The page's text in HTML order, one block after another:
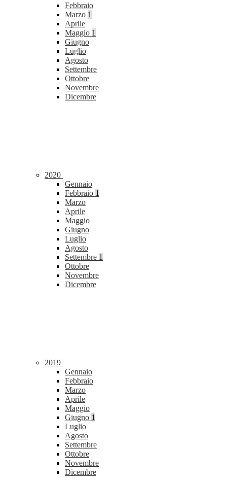
Febbraio
Marzo 1
Aprile
Maggio 1
Giugno
Luglio
Agosto
Settembre
Ottobre
Novembre
Dicembre
2020
Gennaio
Febbraio 1
Marzo
Aprile
Maggio
Giugno
Luglio
Agosto
Settembre 1
Ottobre
Novembre
Dicembre
2019
Gennaio
Febbraio
Marzo
Aprile
Maggio
Giugno 1
Luglio
Agosto
Settembre
Ottobre
Novembre
Dicembre